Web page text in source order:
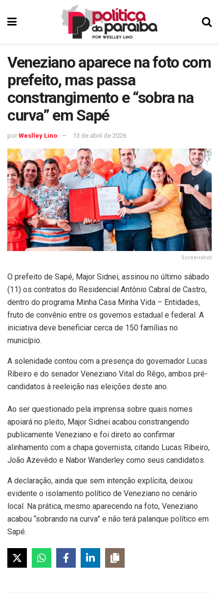
Veneziano aparece na foto com
prefeito, mas passa
constrangimento e “sobra na
curva” em Sapé
por Weslley Lino 13 de abril de 2026
Screenshot
O prefeito de Sapé, Major Sidnei, assinou no último sábado
(11) os contratos do Residencial Antônio Cabral de Castro,
dentro do programa Minha Casa Minha Vida – Entidades,
fruto de convênio entre os governos estadual e federal. A
iniciativa deve beneficiar cerca de 150 famílias no
município.
A solenidade contou com a presença do governador Lucas
Ribeiro e do senador Veneziano Vital do Rêgo, ambos pré-
candidatos à reeleição nas eleições deste ano.
Ao ser questionado pela imprensa sobre quais nomes
apoiará no pleito, Major Sidnei acabou constrangendo
publicamente Veneziano e foi direto ao confirmar
alinhamento com a chapa governista, citando Lucas Ribeiro,
João Azevêdo e Nabor Wanderley como seus candidatos.
A declaração, ainda que sem intenção explícita, deixou
evidente o isolamento político de Veneziano no cenário
local. Na prática, mesmo aparecendo na foto, Veneziano
acabou “sobrando na curva” e não terá palanque político em
Sapé.